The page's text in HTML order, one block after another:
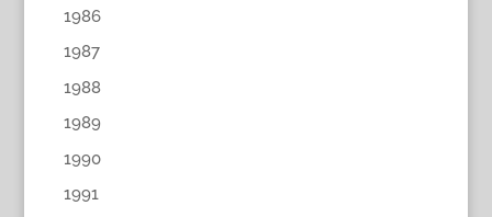
1986
1987
1988
1989
1990
1991